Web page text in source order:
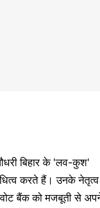
बिहार के 'लव-कुश'
करते हैं। उनके नेतृत्व
वोट बैंक को मजबूती से